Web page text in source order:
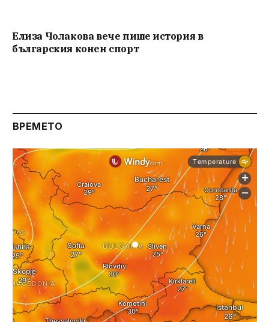
Елиза Чолакова вече пише история в
българския конен спорт
ВРЕМЕТО